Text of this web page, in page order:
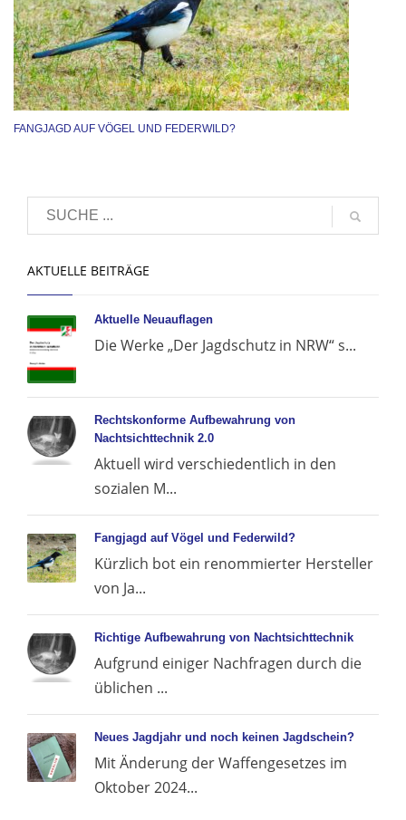
FANGJAGD AUF VÖGEL UND FEDERWILD?
AKTUELLE BEITRÄGE
Aktuelle Neuauflagen
Die Werke „Der Jagdschutz in NRW“ s...
Rechtskonforme Aufbewahrung von
Nachtsichttechnik 2.0
Aktuell wird verschiedentlich in den
sozialen M...
Fangjagd auf Vögel und Federwild?
Kürzlich bot ein renommierter Hersteller
von Ja...
Richtige Aufbewahrung von Nachtsichttechnik
Aufgrund einiger Nachfragen durch die
üblichen ...
Neues Jagdjahr und noch keinen Jagdschein?
Mit Änderung der Waffengesetzes im
Oktober 2024...